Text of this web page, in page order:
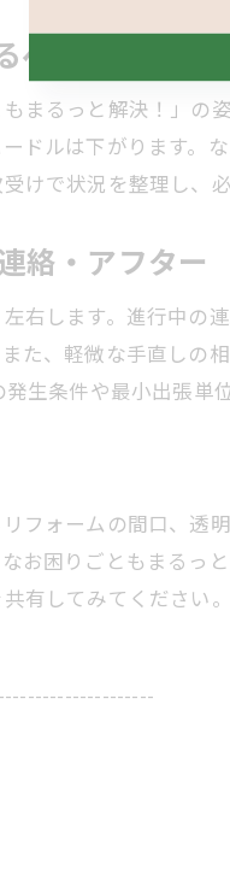
き対応範囲
まるっと解決！」
ドルは下がります。
けで状況を整理し、
絡・アフター
右します。進行中の
た、軽微な手直し
生条件や最小出張単
フォームの間口、透
お困りごともまる
有してみてください